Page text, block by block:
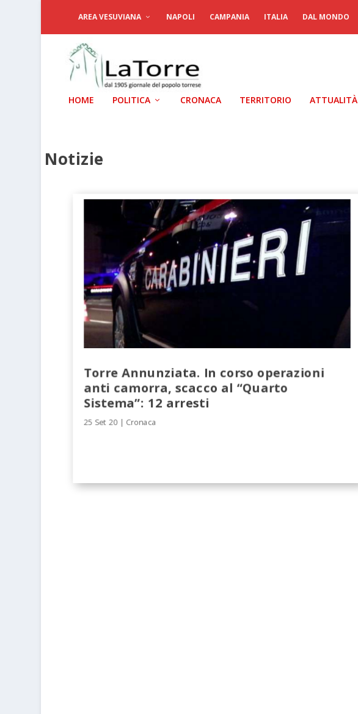
AREA VESUVIANA NAPOLI CAMPANIA ITALIA DAL MONDO
HOME POLITICA CRONACA TERRITORIO ATTUALITÀ
Notizie
Torre Annunziata. In corso operazioni
anti camorra, scacco al “Quarto
Sistema”: 12 arresti
25 Set 20| Cronaca